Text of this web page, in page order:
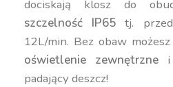
dociskają klosz do
szczelność IP65 tj.
12L/min. Bez obaw
oświetlenie zewnętrzne i
padający deszcz!